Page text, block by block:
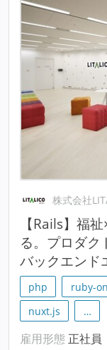
株式会社
【Rails】福
る。プロダク
バックエンド
php ruby-
nuxt.js
…
雇用形態 正社員